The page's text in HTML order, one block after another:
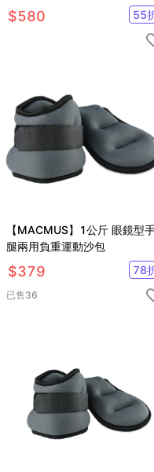
$580 55
【MACMUS】1公斤 眼鏡型
腿兩用負重運動沙包
$379 78
已售36